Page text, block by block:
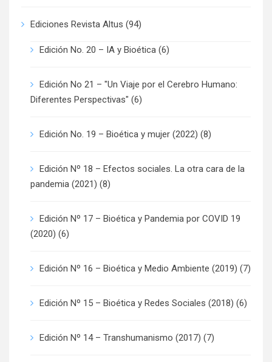
Ediciones Revista Altus (94)
Edición No. 20 – IA y Bioética (6)
Edición No 21 – "Un Viaje por el Cerebro Humano:
Diferentes Perspectivas" (6)
Edición No. 19 – Bioética y mujer (2022) (8)
Edición Nº 18 – Efectos sociales. La otra cara de la
pandemia (2021) (8)
Edición Nº 17 – Bioética y Pandemia por COVID 19
(2020) (6)
Edición Nº 16 – Bioética y Medio Ambiente (2019) (7)
Edición Nº 15 – Bioética y Redes Sociales (2018) (6)
Edición Nº 14 – Transhumanismo (2017) (7)